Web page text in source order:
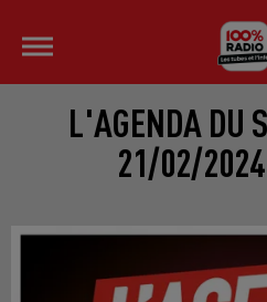
L'AGENDA DU
21/02/